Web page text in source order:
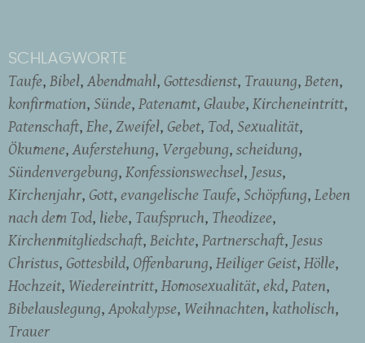
SCHLAGWORTE
Taufe Bibel Abendmahl Gottesdienst Trauung Beten
konfirmation Sünde Patenamt Glaube Kircheneintritt
Patenschaft Ehe Zweifel Gebet Tod Sexualität
Ökumene Auferstehung Vergebung scheidung
Sündenvergebung Konfessionswechsel Jesus
Kirchenjahr Gott evangelische Taufe Schöpfung Leben
nach dem Tod liebe Taufspruch Theodizee
Kirchenmitgliedschaft Beichte Partnerschaft Jesus
Christus Gottesbild Offenbarung Heiliger Geist Hölle
Hochzeit Wiedereintritt Homosexualität ekd Paten
Bibelauslegung Apokalypse Weihnachten katholisch
Trauer